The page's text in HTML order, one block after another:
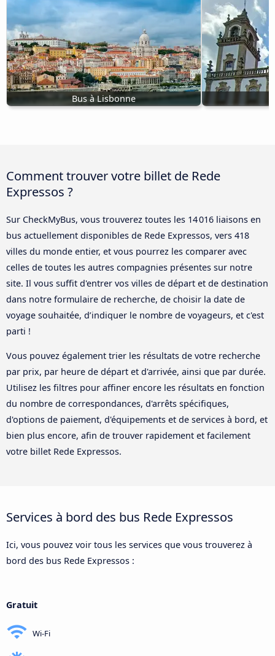
Bus à Lisbonne
Comment trouver votre billet de Rede
Expressos ?
Sur CheckMyBus, vous trouverez toutes les 14 016 liaisons en
bus actuellement disponibles de Rede Expressos, vers 418
villes du monde entier, et vous pourrez les comparer avec
celles de toutes les autres compagnies présentes sur notre
site. Il vous suffit d'entrer vos villes de départ et de destination
dans notre formulaire de recherche, de choisir la date de
voyage souhaitée, d’indiquer le nombre de voyageurs, et c'est
parti !
Vous pouvez également trier les résultats de votre recherche
par prix, par heure de départ et d'arrivée, ainsi que par durée.
Utilisez les filtres pour affiner encore les résultats en fonction
du nombre de correspondances, d'arrêts spécifiques,
d'options de paiement, d'équipements et de services à bord, et
bien plus encore, afin de trouver rapidement et facilement
votre billet Rede Expressos.
Services à bord des bus Rede Expressos
Ici, vous pouvez voir tous les services que vous trouverez à
bord des bus Rede Expressos :
Gratuit
Wi-Fi